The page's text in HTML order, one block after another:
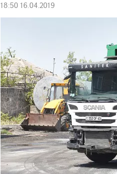
18:50 16.04.2019